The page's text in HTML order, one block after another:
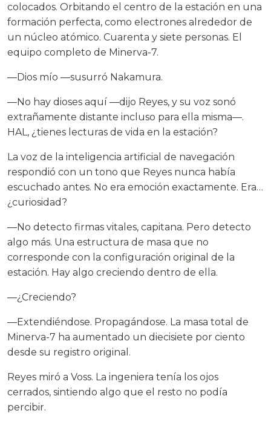
colocados. Orbitando el centro de la estación en una
formación perfecta, como electrones alrededor de
un núcleo atómico. Cuarenta y siete personas. El
equipo completo de Minerva-7.
—Dios mío —susurró Nakamura.
—No hay dioses aquí —dijo Reyes, y su voz sonó
extrañamente distante incluso para ella misma—.
HAL, ¿tienes lecturas de vida en la estación?
La voz de la inteligencia artificial de navegación
respondió con un tono que Reyes nunca había
escuchado antes. No era emoción exactamente. Era…
¿curiosidad?
—No detecto firmas vitales, capitana. Pero detecto
algo más. Una estructura de masa que no
corresponde con la configuración original de la
estación. Hay algo creciendo dentro de ella.
—¿Creciendo?
—Extendiéndose. Propagándose. La masa total de
Minerva-7 ha aumentado un diecisiete por ciento
desde su registro original.
Reyes miró a Voss. La ingeniera tenía los ojos
cerrados, sintiendo algo que el resto no podía
percibir.